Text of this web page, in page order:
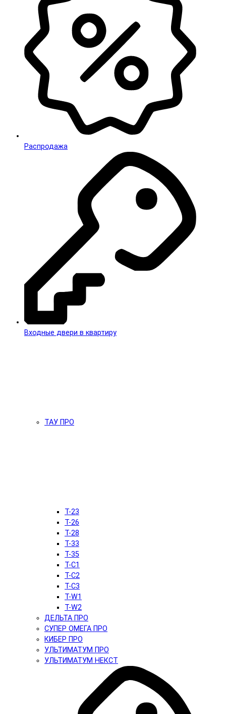
Распродажа
Входные двери в квартиру
ТАУ ПРО
T-23
T-26
T-28
T-33
T-35
T-C1
T-C2
T-C3
T-W1
T-W2
ДЕЛЬТА ПРО
СУПЕР ОМЕГА ПРО
КИБЕР ПРО
УЛЬТИМАТУМ ПРО
УЛЬТИМАТУМ НЕКСТ